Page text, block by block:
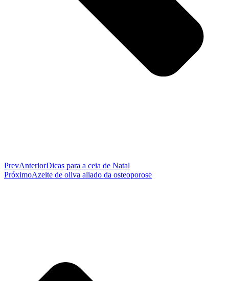
PrevAnteriorDicas para a ceia de Natal
PróximoAzeite de oliva aliado da osteoporose